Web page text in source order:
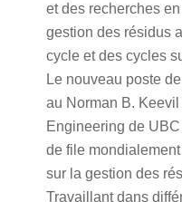
et des recherches
gestion des résidus
cycle et des cycles
Le nouveau poste
au Norman B.
Engineering de
de file
sur la gestion des
Travaillant dans